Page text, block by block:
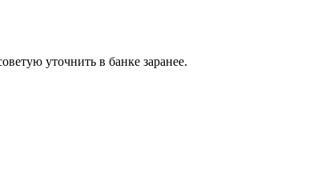
уточнить в банке заранее.